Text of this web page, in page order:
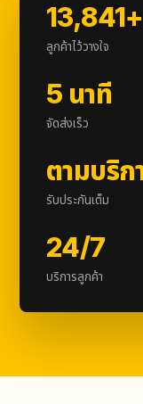
13,841+
ลูกค้าไว้วางใจ
5 นาที
จัดส่งเร็ว
ตามบริก
รับประกันเต็ม
24/7
บริการลูกค้า